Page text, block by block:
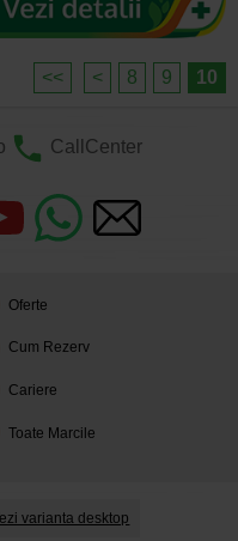
<< < 8 9 10
CallCenter
Oferte
Cum Rezerv
Cariere
Toate Marcile
varianta desktop